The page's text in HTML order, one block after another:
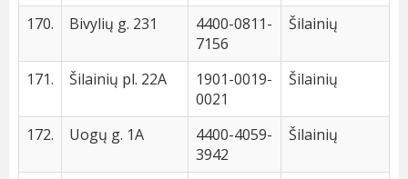
170. Bivylių g. 231
4400-0811-
7156
Šilainių
171. Šilainių pl. 22A
1901-0019-
0021
Šilainių
172. Uogų g. 1A
4400-4059-
3942
Šilainių